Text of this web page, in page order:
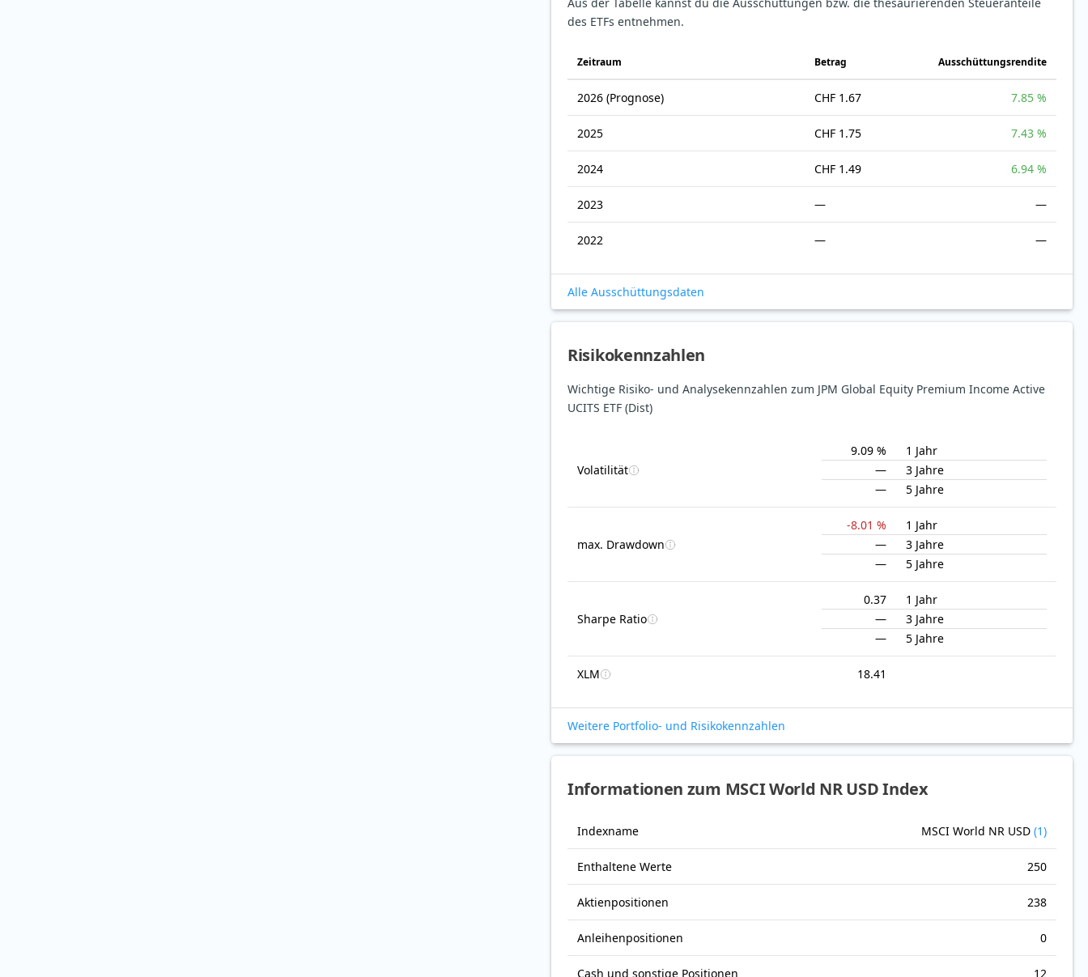
des ETFs entnehmen.
Zeitraum Betrag Ausschüttungsrendite
2026 (Prognose) CHF 1.67 7.85 %
2025 CHF 1.75 7.43 %
2024 CHF 1.49 6.94 %
2023 — —
2022 — —
Alle Ausschüttungsdaten
Risikokennzahlen
Wichtige Risiko- und Analysekennzahlen zum JPM Global Equity Premium Income Active
UCITS ETF (Dist)
Volatilität
9.09 %
1 Jahr
—
3 Jahre
—
5 Jahre
max. Drawdown
-8.01 %
1 Jahr
—
3 Jahre
—
5 Jahre
Sharpe Ratio
0.37
1 Jahr
—
3 Jahre
—
5 Jahre
XLM 18.41
Weitere Portfolio- und Risikokennzahlen
Informationen zum MSCI World NR USD Index
Indexname MSCI World NR USD (1)
Enthaltene Werte 250
Aktienpositionen 238
Anleihenpositionen 0
Cash und sonstige Positionen 12